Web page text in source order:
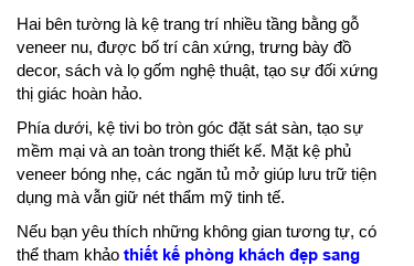
Hai bên tường là kệ trang trí nhiều tầng bằng gỗ
veneer nu, được bố trí cân xứng, trưng bày đồ
decor, sách và lọ gốm nghệ thuật, tạo sự đối xứng
thị giác hoàn hảo.
Phía dưới, kệ tivi bo tròn góc đặt sát sàn, tạo sự
mềm mại và an toàn trong thiết kế. Mặt kệ phủ
veneer bóng nhẹ, các ngăn tủ mở giúp lưu trữ tiện
dụng mà vẫn giữ nét thẩm mỹ tinh tế.
Nếu bạn yêu thích những không gian tương tự, có
thể tham khảo thiết kế phòng khách đẹp sang